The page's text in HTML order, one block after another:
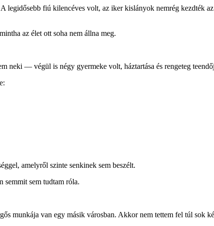
fiú kilencéves volt, az iker kislányok nemrég kezdték
az élet ott soha nem állna meg.
neki — végül is négy gyermeke volt, háztartása és rengeteg
amelyről szinte senkinek sem beszélt.
semmit sem tudtam róla.
munkája van egy másik városban. Akkor nem tettem fel túl sok